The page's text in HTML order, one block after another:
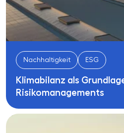
Nachhaltigkeit ESG
Klimabilanz als
Risikomanagements